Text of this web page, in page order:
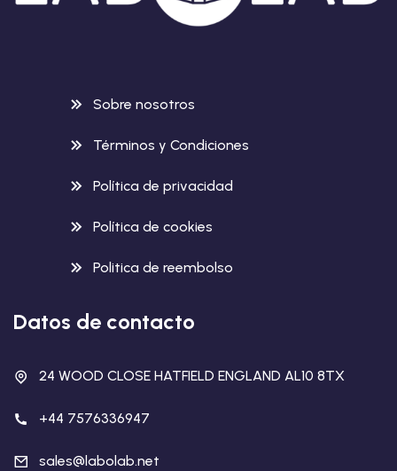
Sobre nosotros
Términos y Condiciones
Política de privacidad
Política de cookies
Politica de reembolso
Datos de contacto
24 WOOD CLOSE HATFIELD ENGLAND AL10 8TX
+44 7576336947
sales@labolab.net